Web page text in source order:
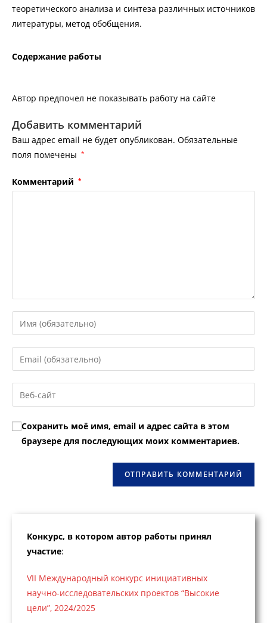
теоретического анализа и синтеза различных источников
литературы, метод обобщения.
Содержание работы
Автор предпочел не показывать работу на сайте
Добавить комментарий
Ваш адрес email не будет опубликован. Обязательные
поля помечены *
Комментарий *
Введите
свое
имя
или
пользователя,
чтобы
прокомментировать
Введите
свой
email-
адрес,
прокомментировать
Введите
URL
вашего
веб-
сайта
Сохранить моё имя, email и адрес сайта в этом
браузере для последующих моих комментариев.
Конкурс, в котором автор работы принял
участие:
VII Международный конкурс инициативных
научно-исследовательских проектов “Высокие
цели”, 2024/2025